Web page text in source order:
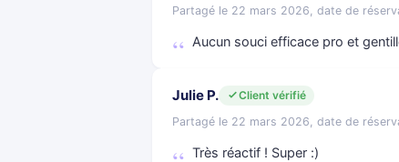
Partagé le 22 mars 2026, date de
Aucun souci efficace pro et
Julie P.
Client vérifié
Partagé le 22 mars 2026, date de
Très réactif ! Super :)